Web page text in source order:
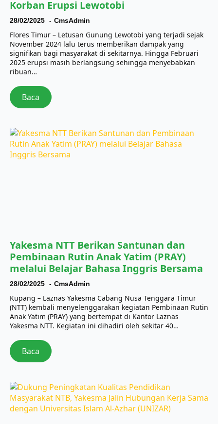
Korban Erupsi Lewotobi
28/02/2025 CmsAdmin
Flores Timur – Letusan Gunung Lewotobi yang terjadi sejak
November 2024 lalu terus memberikan dampak yang
signifikan bagi masyarakat di sekitarnya. Hingga Februari
2025 erupsi masih berlangsung sehingga menyebabkan
ribuan…
Baca
Yakesma NTT Berikan Santunan dan
Pembinaan Rutin Anak Yatim (PRAY)
melalui Belajar Bahasa Inggris Bersama
28/02/2025 CmsAdmin
Kupang – Laznas Yakesma Cabang Nusa Tenggara Timur
(NTT) kembali menyelenggarakan kegiatan Pembinaan Rutin
Anak Yatim (PRAY) yang bertempat di Kantor Laznas
Yakesma NTT. Kegiatan ini dihadiri oleh sekitar 40…
Baca